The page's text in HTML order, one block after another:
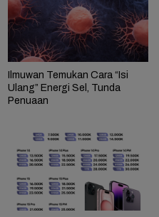
Ilmuwan Temukan Cara “Isi
Ulang” Energi Sel, Tunda
Penuaan